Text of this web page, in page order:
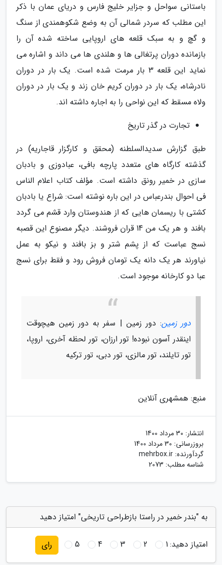
باستانی سواحل و جزایر خلیج فارس و دریای عمان با ذکر
این مطلب که سردر شمالی آن به وضع شکوهمندی از سنگ
و گچ و به سبک قلعه های اروپایی ساخته شده آن را
بازمانده دوران پرتغالی ها و هلندی ها می داند و اشاره می
نماید این قلعه 3 بار مرمت شده است. یک بار در دوران
نادرشاه، یک بار در دوران کریم خان زند و یک بار در دوران
ولاه مسقط که این نواحی را به اجاره داشته اند.
تجارت در گذر تاریخ
طبق گزارش سدیدالسلطنه (محقق و کارگزار قاجاریه) در
گذشته کارگاه های متعدد پارچه بافی، عبادوزی و بادبان
سازی در خمیر رونق داشته است. مؤلف کتاب اعلام الناس
فی احوال بندرعباس در این باره نوشته است: شراع یا بادبان
کشتی با ریسمان هایی که از هندوستان وارد قشم می گردد
بافند و هر یک من 14 قران فروشند. دیگر مصنوع این قصبه
نسج عباست که از پشم شتر و بز بافند و نیکو به عمل
نیاورند هر یک دانه یک تومان فروش رود و فقط برای نسج
عبا دو کارخانه موجود است.
دور زمین: دور زمین | سفر به دور زمین هیچوقت
اینقدر آسون نبوده! تور ارزان، تور لحظه آخری، اروپا،
تور تایلند، تور مالزی، تور دبی، تور ترکیه
منبع: همشهری آنلاین
انتشار: 30 مرداد 1400
بروزرسانی: 30 مرداد 1400
گردآورنده: mehrbox.ir
شناسه مطلب: 2073
به "بندر خمیر در راستا بازطراحی تاریخی" امتیاز دهید
امتیاز دهید:1
2
3
4
5 رای